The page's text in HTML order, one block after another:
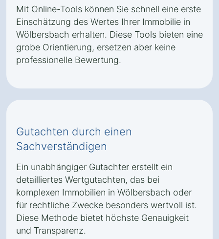
Mit Online-Tools können Sie schnell eine erste
Einschätzung des Wertes Ihrer Immobilie in
Wölbersbach erhalten. Diese Tools bieten eine
grobe Orientierung, ersetzen aber keine
professionelle Bewertung.
Gutachten durch einen
Sachverständigen
Ein unabhängiger Gutachter erstellt ein
detailliertes Wertgutachten, das bei
komplexen Immobilien in Wölbersbach oder
für rechtliche Zwecke besonders wertvoll ist.
Diese Methode bietet höchste Genauigkeit
und Transparenz.